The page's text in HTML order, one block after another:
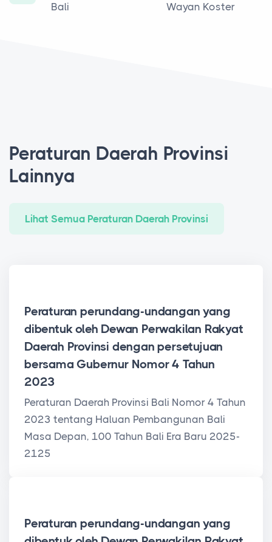
Bali Wayan Koster
Peraturan Daerah Provinsi
Lainnya
Lihat Semua Peraturan Daerah Provinsi
Peraturan perundang-undangan yang
dibentuk oleh Dewan Perwakilan Rakyat
Daerah Provinsi dengan persetujuan
bersama Gubernur Nomor 4 Tahun
2023
Peraturan Daerah Provinsi Bali Nomor 4 Tahun
2023 tentang Haluan Pembangunan Bali
Masa Depan, 100 Tahun Bali Era Baru 2025-
2125
Peraturan perundang-undangan yang